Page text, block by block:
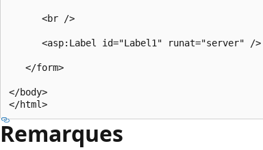
      <br />
      <asp:Label id="Label1" runat="server" />
   </form>
</body>
Remarques